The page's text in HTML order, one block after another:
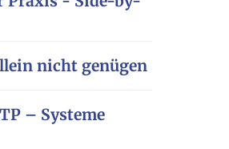
nicht genügen
– Systeme